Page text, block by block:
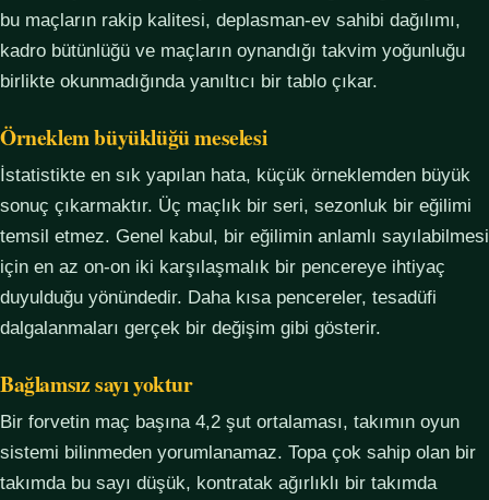
bu maçların rakip kalitesi, deplasman-ev sahibi dağılımı,
kadro bütünlüğü ve maçların oynandığı takvim yoğunluğu
birlikte okunmadığında yanıltıcı bir tablo çıkar.
Örneklem büyüklüğü meselesi
İstatistikte en sık yapılan hata, küçük örneklemden büyük
sonuç çıkarmaktır. Üç maçlık bir seri, sezonluk bir eğilimi
temsil etmez. Genel kabul, bir eğilimin anlamlı sayılabilmesi
için en az on-on iki karşılaşmalık bir pencereye ihtiyaç
duyulduğu yönündedir. Daha kısa pencereler, tesadüfi
dalgalanmaları gerçek bir değişim gibi gösterir.
Bağlamsız sayı yoktur
Bir forvetin maç başına 4,2 şut ortalaması, takımın oyun
sistemi bilinmeden yorumlanamaz. Topa çok sahip olan bir
takımda bu sayı düşük, kontratak ağırlıklı bir takımda